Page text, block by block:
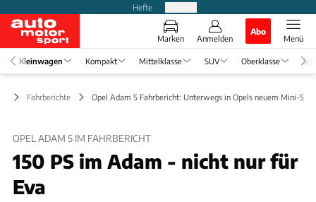
Hefte
Marken Anmelden
Abo
Menü
Kleinwagen Kompakt Mittelklasse SUV Oberklasse
Fahrberichte Opel Adam S Fahrbericht: Unterwegs in Opels neuem Mini-
OPEL ADAM S IM FAHRBERICHT
150 PS im Adam - nicht nur für
Eva